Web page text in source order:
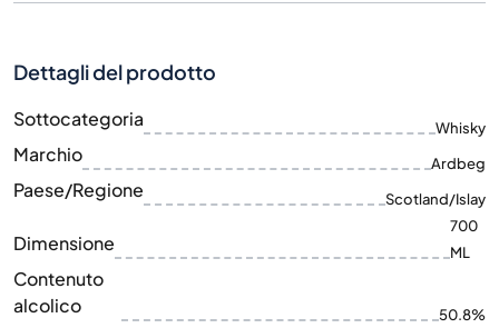
Dettagli del prodotto
Sottocategoria Whisky
Marchio Ardbeg
Paese/Regione Scotland/Islay
Dimensione
700
ML
Contenuto
alcolico
50.8%